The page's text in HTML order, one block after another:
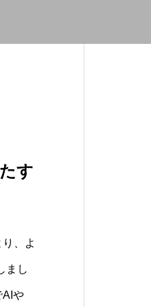
す
、よ
まし
AIや
を自
ク
ける